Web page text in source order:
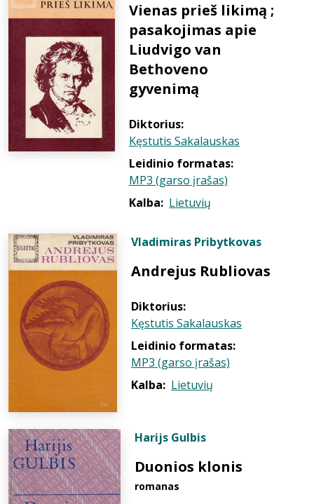
Vienas prieš likimą ;
pasakojimas apie
Liudvigo van
Bethoveno
gyvenimą
Diktorius:
Kęstutis Sakalauskas
Leidinio formatas:
MP3 (garso įrašas)
Kalba: Lietuvių
Vladimiras Pribytkovas
Andrejus Rubliovas
Diktorius:
Kęstutis Sakalauskas
Leidinio formatas:
MP3 (garso įrašas)
Kalba: Lietuvių
Harijs Gulbis
Duonios klonis
romanas